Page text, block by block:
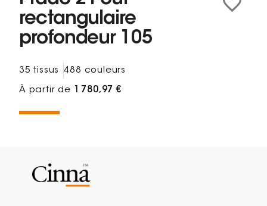
rectangulaire
profondeur 105
35 tissus 488 couleurs
À partir de 1 780,97 €